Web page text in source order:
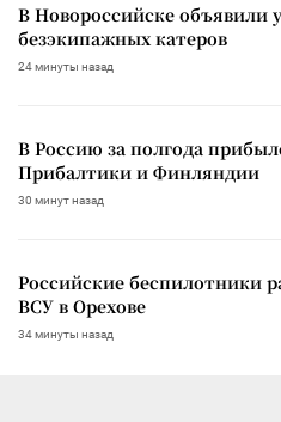
В Новороссийске объявили
безэкипажных катеров
24 минуты назад
В Россию за полгода
Прибалтики и Финляндии
30 минут назад
Российские беспилотники
ВСУ в Орехове
34 минуты назад